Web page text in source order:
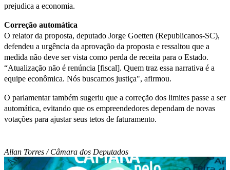
prejudica a economia.
Correção automática
O relator da proposta, deputado Jorge Goetten (Republicanos-SC),
defendeu a urgência da aprovação da proposta e ressaltou que a
medida não deve ser vista como perda de receita para o Estado.
“Atualização não é renúncia [fiscal]. Quem traz essa narrativa é a
equipe econômica. Nós buscamos justiça", afirmou.
O parlamentar também sugeriu que a correção dos limites passe a ser
automática, evitando que os empreendedores dependam de novas
votações para ajustar seus tetos de faturamento.
Allan Torres / Câmara dos Deputados